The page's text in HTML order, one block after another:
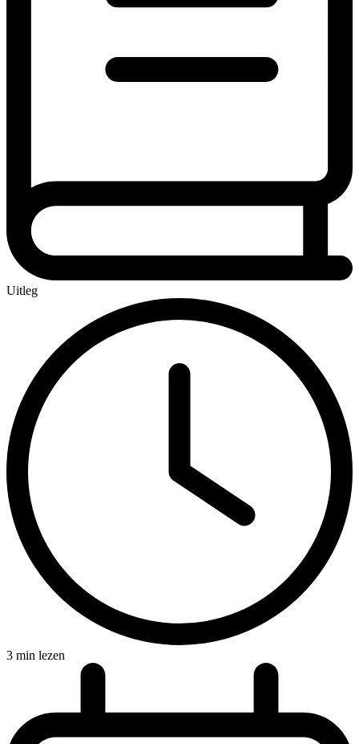
Uitleg
3 min lezen